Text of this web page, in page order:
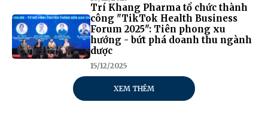
Trí Khang Pharma tổ chức thành
công "TikTok Health Business
Forum 2025": Tiên phong xu
hướng - bứt phá doanh thu ngành
dược
15/12/2025
XEM THÊM